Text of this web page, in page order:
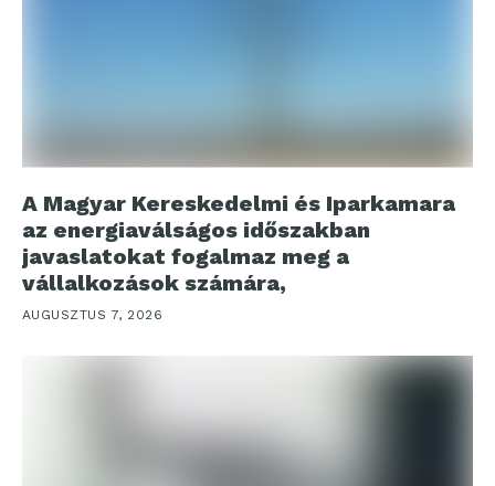
A Magyar Kereskedelmi és Iparkamara
az energiaválságos időszakban
javaslatokat fogalmaz meg a
vállalkozások számára,
AUGUSZTUS 7, 2026